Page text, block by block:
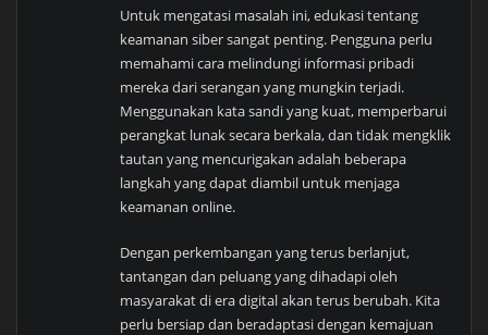
Untuk mengatasi masalah ini, edukasi tentang
keamanan siber sangat penting. Pengguna perlu
memahami cara melindungi informasi pribadi
mereka dari serangan yang mungkin terjadi.
Menggunakan kata sandi yang kuat, memperbarui
perangkat lunak secara berkala, dan tidak mengklik
tautan yang mencurigakan adalah beberapa
langkah yang dapat diambil untuk menjaga
keamanan online.
Dengan perkembangan yang terus berlanjut,
tantangan dan peluang yang dihadapi oleh
masyarakat di era digital akan terus berubah. Kita
perlu bersiap dan beradaptasi dengan kemajuan